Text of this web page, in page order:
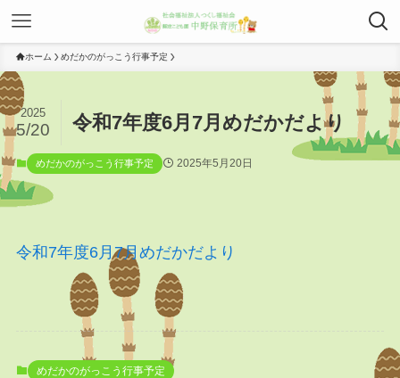
ホーム めだかのがっこう行事予定
令和7年度6月7月めだかだより
2025
5/20
めだかのがっこう行事予定 2025年5月20日
令和7年度6月7月めだかだより
めだかのがっこう行事予定